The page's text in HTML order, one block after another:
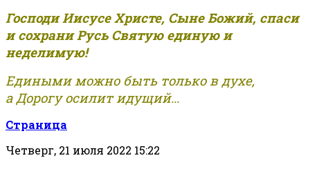
Господи Иисусе Христе, Сыне Божий, спаси
и сохрани Русь Святую единую и
неделимую!
Едиными можно быть только в духе,
а Дорогу осилит идущий...
Страница
Четверг, 21 июля 2022 15:22